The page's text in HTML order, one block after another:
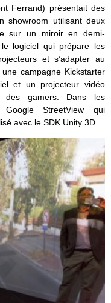
Ferrand) présentait des
showroom utilisant deux
sur un miroir en demi-
logiciel qui prépare les
et s’adapter au
campagne Kickstarter
et un projecteur vidéo
gamers. Dans les
StreetView qui
avec le SDK Unity 3D.